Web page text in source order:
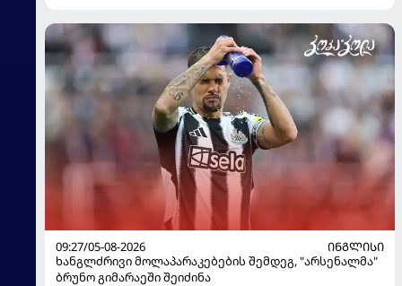
09:27/05-08-2026
ᲘᲜᲒᲚᲘᲡᲘ
ხანგლძრივი მოლაპარაკებების შემდეგ, "არსენალმა"
ბრუნო გიმარაეში შეიძინა